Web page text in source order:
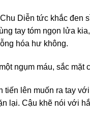
Diễn tức khắc đen
tay tóm ngọn lửa
hóa hư không.
ngụm máu, sắc mặt
tiến lên muốn ra tay
lại. Cậu khẽ nói với